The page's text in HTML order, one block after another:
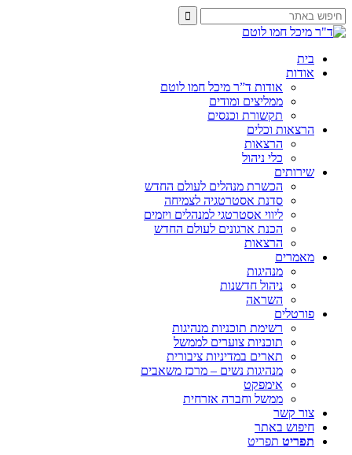
בית
אודות
אודות ד”ר מיכל חמו לוטם
ממליצים ומודים
תקשורת וכנסים
הרצאות וכלים
הרצאות
כלי ניהול
שירותים
הכשרת מנהלים לעולם החדש
סדנת אסטרטגיה לצמיחה
ליווי אסטרטגי למנהלים ויזמים
הכנת ארגונים לעולם החדש
הרצאות
מאמרים
מנהיגות
ניהול חדשנות
השראה
פורטלים
רשימת תוכניות מנהיגות
תוכניות צוערים לממשל
תארים במדיניות ציבורית
מנהיגות נשים – מרכז משאבים
אימפקט
ממשל וחברה אזרחית
צור קשר
חיפוש באתר
תפריט תפריט